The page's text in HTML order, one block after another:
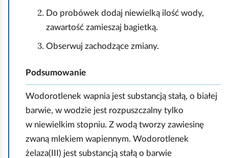
Do probówek dodaj niewielką ilość wody,
zawartość zamieszaj bagietką.
Obserwuj zachodzące zmiany.
Podsumowanie
Wodorotlenek wapnia jest substancją stałą, o białej
barwie, w wodzie jest rozpuszczalny tylko
w niewielkim stopniu. Z wodą tworzy zawiesinę
zwaną mlekiem wapiennym. Wodorotlenek
żelaza(III) jest substancją stałą o barwie